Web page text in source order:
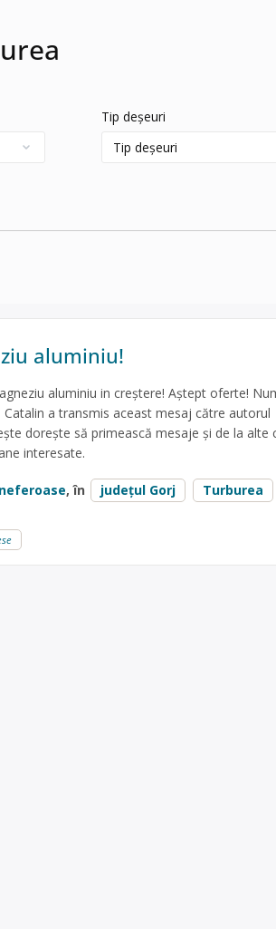
Tip deșeuri
aluminiu!
aluminiu in creștere! Aștept oferte!
a transmis aceast mesaj către autorul
dorește să primească mesaje și de la alte
interesate.
, în județul Gorj Turburea